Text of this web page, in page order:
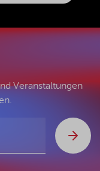
Veranstaltungen